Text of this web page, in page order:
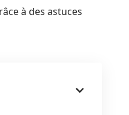
à des astuces